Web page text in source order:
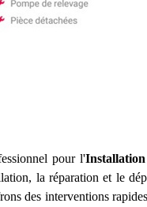
pour l'
la réparation et le
des interventions